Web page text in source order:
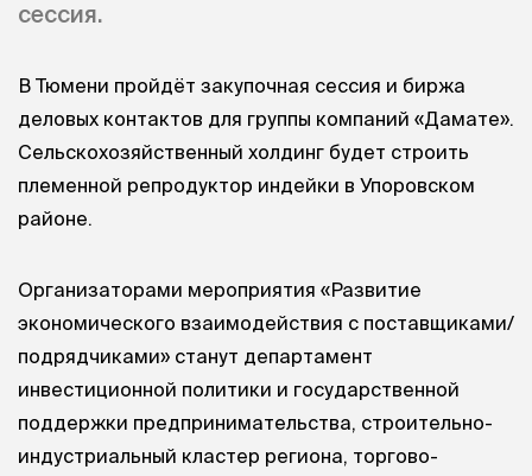
сессия.
В Тюмени пройдёт закупочная сессия и биржа
деловых контактов для группы компаний «Дамате».
Сельскохозяйственный холдинг будет строить
племенной репродуктор индейки в Упоровском
районе.
Организаторами мероприятия «Развитие
экономического взаимодействия с поставщиками/
подрядчиками» станут департамент
инвестиционной политики и государственной
поддержки предпринимательства, строительно-
индустриальный кластер региона, торгово-